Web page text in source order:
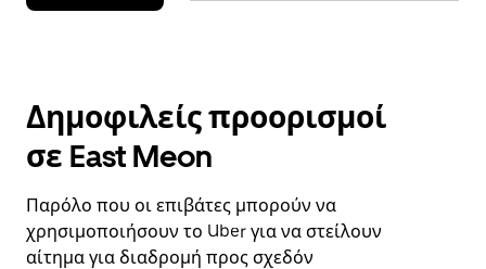
Δημοφιλείς προορισμοί
σε East Meon
Παρόλο που οι επιβάτες μπορούν να
χρησιμοποιήσουν το Uber για να στείλουν
αίτημα για διαδρομή προς σχεδόν